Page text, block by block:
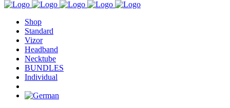
Shop
Standard
Vizor
Headband
Necktube
BUNDLES
Individual